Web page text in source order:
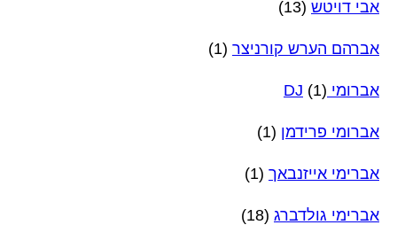
אבי דויטש (13)
אברהם הערש קורניצר (1)
אברומי DJ (1)
אברומי פרידמן (1)
אברימי אייזנבאך (1)
אברימי גולדברג (18)